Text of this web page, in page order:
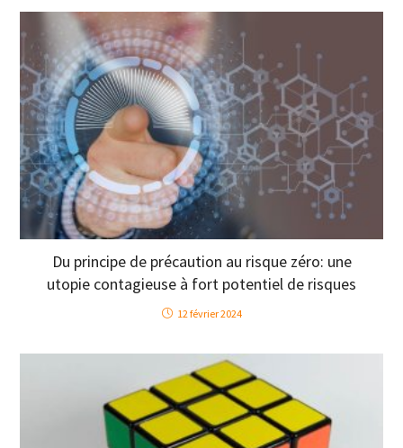
Du principe de précaution au risque zéro: une
utopie contagieuse à fort potentiel de risques
12 février 2024